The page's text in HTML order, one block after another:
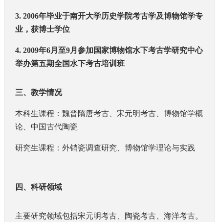
3. 2006年毕业于南开大学历史学院考古学及博物馆学专
业，获博士学位
4. 2009年6月至9月参加国家博物馆水下考古学研究中心
举办第五期全国水下考古培训班
三、教学情况
本科生课程：魏晋隋唐考古、宋元明考古、博物馆学概
论、中国古代陶瓷
研究生课程：外销瓷调查研究、博物馆学理论与实践
四、科研领域
主要研究领域包括宋元明考古、陶瓷考古、海洋考古。